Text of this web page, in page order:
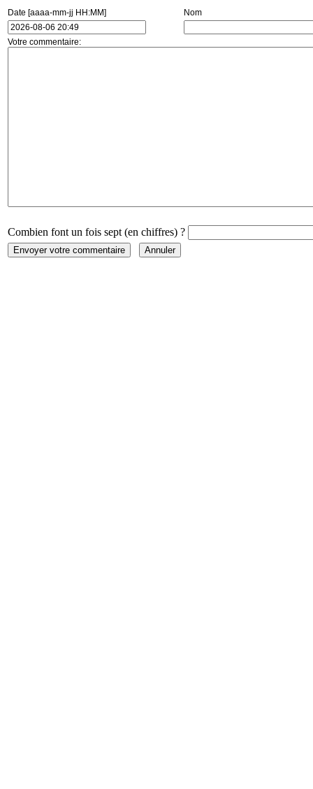
Date [aaaa-mm-jj HH:MM] Nom
Votre commentaire:
Combien font un fois sept (en chiffres) ?